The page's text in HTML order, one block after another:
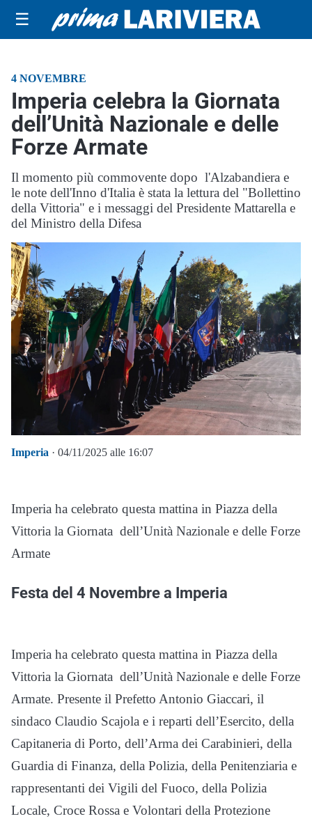
☰
4 NOVEMBRE
Imperia celebra la Giornata
dell’Unità Nazionale e delle
Forze Armate
Il momento più commovente dopo l'Alzabandiera e
le note dell'Inno d'Italia è stata la lettura del "Bollettino
della Vittoria" e i messaggi del Presidente Mattarella e
del Ministro della Difesa
Imperia · 04/11/2025 alle 16:07
Imperia ha celebrato questa mattina in Piazza della
Vittoria la Giornata dell’Unità Nazionale e delle Forze
Armate
Festa del 4 Novembre a Imperia
Imperia ha celebrato questa mattina in Piazza della
Vittoria la Giornata dell’Unità Nazionale e delle Forze
Armate. Presente il Prefetto Antonio Giaccari, il
sindaco Claudio Scajola e i reparti dell’Esercito, della
Capitaneria di Porto, dell’Arma dei Carabinieri, della
Guardia di Finanza, della Polizia, della Penitenziaria e
rappresentanti dei Vigili del Fuoco, della Polizia
Locale, Croce Rossa e Volontari della Protezione